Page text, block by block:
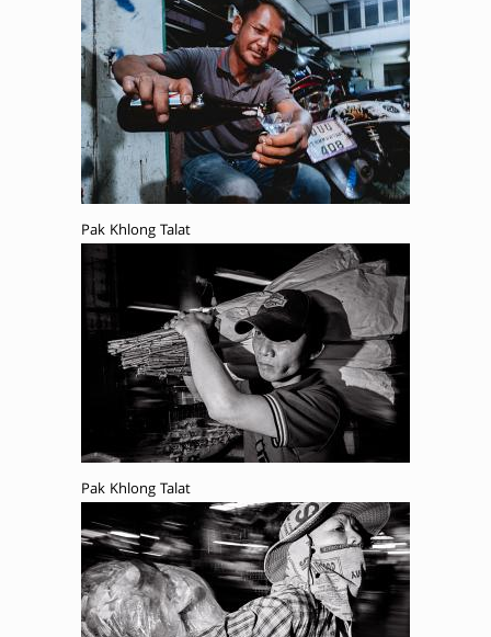
Pak Khlong Talat
Pak Khlong Talat